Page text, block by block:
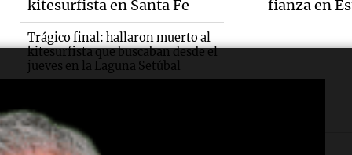
CABA
contra
kitesurfista en Santa Fe
Trágico final: hallaron muerto al
kitesurfista que buscaban desde el
jueves en la Laguna Setúbal
fianza en